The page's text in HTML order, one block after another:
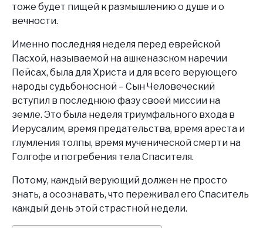
тоже будет пищей к размышлению о душе и о
вечности.
Именно последняя неделя перед еврейской
Пасхой, называемой на ашкеназском наречии
Пейсах, была для Христа и для всего верующего
народы судьбоносной – Сын Человеческий
вступил в последнюю фазу своей миссии на
земле. Это была неделя триумфального входа в
Иерусалим, время предательства, время ареста и
глумления толпы, время мученической смерти на
Голгофе и погребения тела Спасителя.
Потому, каждый верующий должен не просто
знать, а осознавать, что переживал его Спаситель
каждый день этой страстной недели.